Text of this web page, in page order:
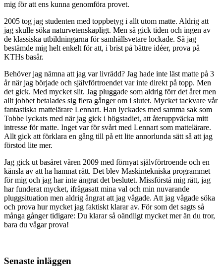
mig för att ens kunna genomföra provet.
2005 tog jag studenten med toppbetyg i allt utom matte. Aldrig att
jag skulle söka naturvetenskapligt. Men så gick tiden och ingen av
de klassiska utbildningarna för samhällsvetare lockade. Så jag
bestämde mig helt enkelt för att, i brist på bättre idéer, prova på
KTHs basår.
Behöver jag nämna att jag var livrädd? Jag hade inte läst matte på 3
år när jag började och självförtroendet var inte direkt på topp. Men
det gick. Med mycket slit. Jag pluggade som aldrig förr det året men
allt jobbet betalades sig flera gånger om i slutet. Mycket tackvare vår
fantastiska mattelärare Lennart. Han lyckades med samma sak som
Tobbe lyckats med när jag gick i högstadiet, att återuppväcka mitt
intresse för matte. Inget var för svårt med Lennart som mattelärare.
Allt gick att förklara en gång till på ett lite annorlunda sätt så att jag
förstod lite mer.
Jag gick ut basåret våren 2009 med förnyat självförtroende och en
känsla av att ha hamnat rätt. Det blev Maskintekniska programmet
för mig och jag har inte ångrat det beslutet. Missförstå mig rätt, jag
har funderat mycket, ifrågasatt mina val och min nuvarande
pluggsituation men aldrig ångrat att jag vågade. Att jag vågade söka
och prova hur mycket jag faktiskt klarar av. För som det sagts så
många gånger tidigare: Du klarar så oändligt mycket mer än du tror,
bara du vågar prova!
Senaste inläggen